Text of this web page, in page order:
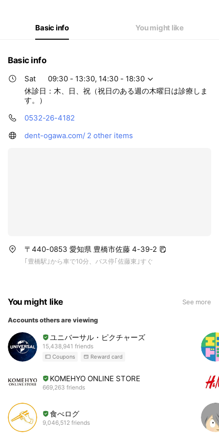
09:30 - 13:30,14:30 - 18:30
休診日：木、日、祝（祝日のある週の木曜日は診療します。）
Basic info You might like
Basic info
Sat
09:30 - 13:30, 14:30 - 18:30
休診日：木、日、祝（祝日のある週の木曜日は診療しま
す。）
0532-26-4182
dent-ogawa.com/ 2 other items
〒440-0853 愛知県 豊橋市佐藤 4-39-2
｢豊橋駅｣から車で10分、バス停｢佐藤東｣すぐ
You might like See more
Accounts others are viewing
ユニバーサル・ピクチャーズ
15,438,941 friends
Coupons Reward card
KOMEHYO ONLINE STORE
669,263 friends
食べログ
9,046,512 friends